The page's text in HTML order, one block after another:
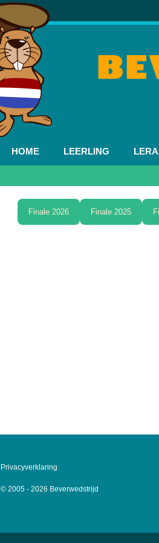
HOME LEERLING
Finale 2026 Finale 2025
Privacyverklaring
© 2005 - 2026 Beverwedstrijd